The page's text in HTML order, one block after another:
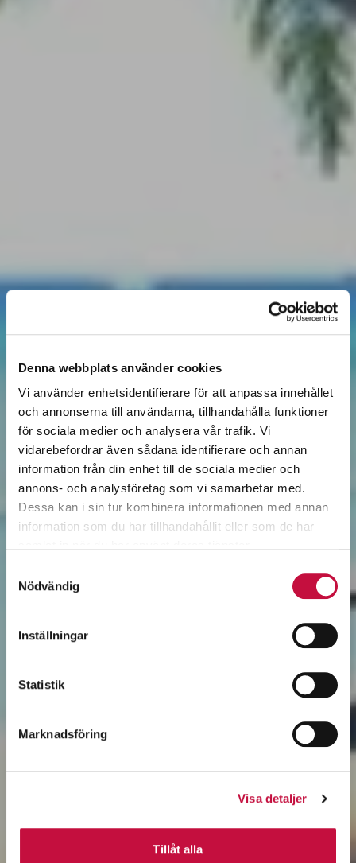
Denna webbplats använder cookies
Vi använder enhetsidentifierare för att anpassa innehållet
och annonserna till användarna, tillhandahålla funktioner
för sociala medier och analysera vår trafik. Vi
vidarebefordrar även sådana identifierare och annan
information från din enhet till de sociala medier och
annons- och analysföretag som vi samarbetar med.
Dessa kan i sin tur kombinera informationen med annan
information som du har tillhandahållit eller som de har
Nödvändig
Inställningar
Statistik
Marknadsföring
Visa detaljer
Tillåt alla